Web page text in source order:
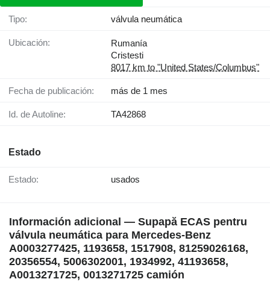
Tipo: válvula neumática
Ubicación:
Rumanía
Cristesti
8017 km to "United States/Columbus"
Fecha de publicación: más de 1 mes
Id. de Autoline: TA42868
Estado
Estado: usados
Información adicional — Supapă ECAS pentru
válvula neumática para Mercedes-Benz
A0003277425, 1193658, 1517908, 81259026168,
20356554, 5006302001, 1934992, 41193658,
A0013271725, 0013271725 camión